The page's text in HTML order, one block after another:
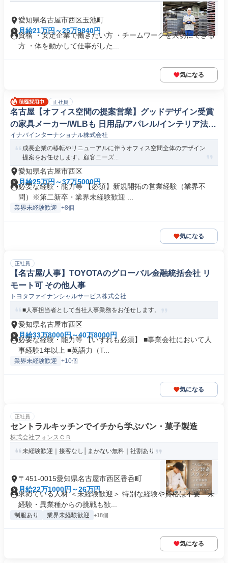
愛知県名古屋市西区玉池町
月給21万円～25万9840円
資格 ・安定企業で働きたい方 ・チームワークを大切にできる
方 ・体を動かして仕事がした...
気になる
正社員
名古屋【オフィス空間の提案営業】グッドデザイン受賞
の家具メーカー/WLBも 日用品/アパレル/インテリア法人
営業
イナバインターナショナル株式会社
成長企業の移転やリニューアルに伴うオフィス空間全体のデザイン
提案をお任せします。顧客ニーズ...
愛知県名古屋市西区
月給25万円～37万5000円
必要な経験・能力等 【必須】新規開拓の営業経験（業界不
問）※第二新卒・業界未経験歓迎 ...
業界未経験歓迎 +8個
気になる
正社員
【名古屋/人事】TOYOTAのグローバル金融統括会社 リ
モート可 その他人事
トヨタファイナンシャルサービス株式会社
■人事担当者として当社人事業務をお任せします。
愛知県名古屋市西区
月給33万8000円～40万8000円
必要な経験・能力等 【いずれも必須】 ■事業会社において人
事経験1年以上 ■英語力（T...
業界未経験歓迎 +10個
気になる
正社員
セントラルキッチンでイチから学ぶパン・菓子製造
株式会社フォンスＣＢ
未経験歓迎｜接客なし│まかない無料｜社割あり
〒451-0015愛知県名古屋市西区香呑町
月給22万1000円～26万円
求めている人材 ＜未経験歓迎＞ 特別な経験や資格は不要 └未
経験・異業種からの挑戦も歓...
制服あり 業界未経験歓迎 +18個
気になる